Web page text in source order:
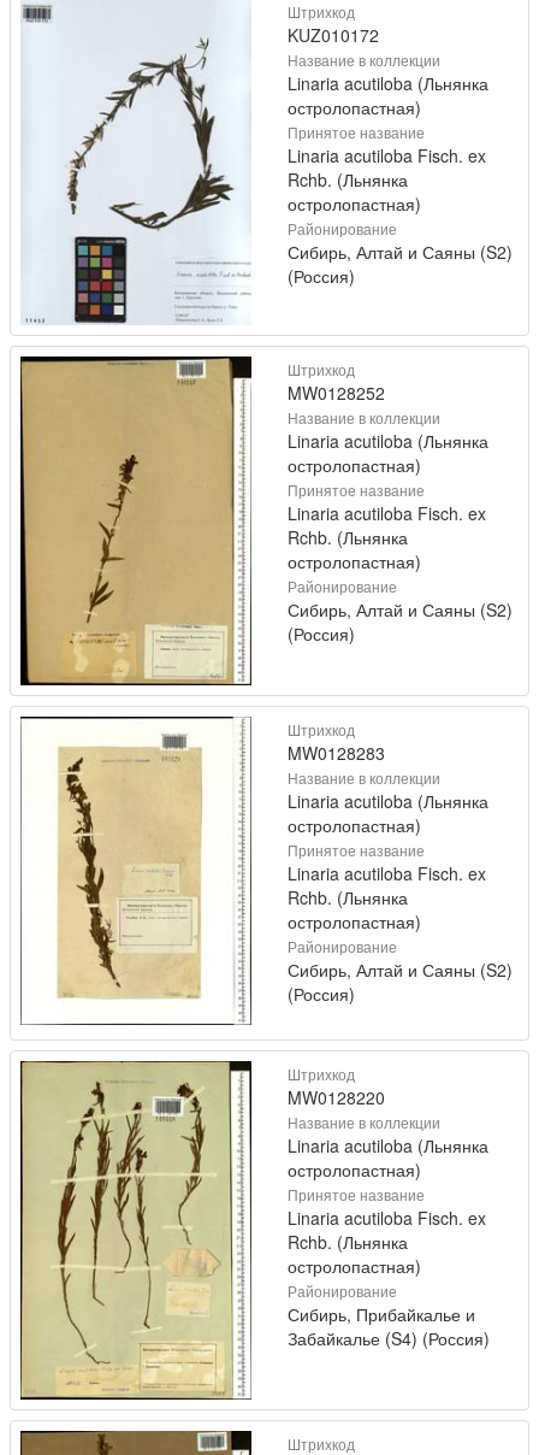
Штрихкод
KUZ010172
Название в коллекции
Linaria acutiloba (Льнянка
остролопастная)
Принятое название
Linaria acutiloba Fisch. ex
Rchb. (Льнянка
остролопастная)
Районирование
Сибирь, Алтай и Саяны (S2)
(Россия)
Штрихкод
MW0128252
Название в коллекции
Linaria acutiloba (Льнянка
остролопастная)
Принятое название
Linaria acutiloba Fisch. ex
Rchb. (Льнянка
остролопастная)
Районирование
Сибирь, Алтай и Саяны (S2)
(Россия)
Штрихкод
MW0128283
Название в коллекции
Linaria acutiloba (Льнянка
остролопастная)
Принятое название
Linaria acutiloba Fisch. ex
Rchb. (Льнянка
остролопастная)
Районирование
Сибирь, Алтай и Саяны (S2)
(Россия)
Штрихкод
MW0128220
Название в коллекции
Linaria acutiloba (Льнянка
остролопастная)
Принятое название
Linaria acutiloba Fisch. ex
Rchb. (Льнянка
остролопастная)
Районирование
Сибирь, Прибайкалье и
Забайкалье (S4) (Россия)
Штрихкод